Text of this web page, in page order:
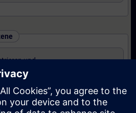
und
(Präsenz-Training)